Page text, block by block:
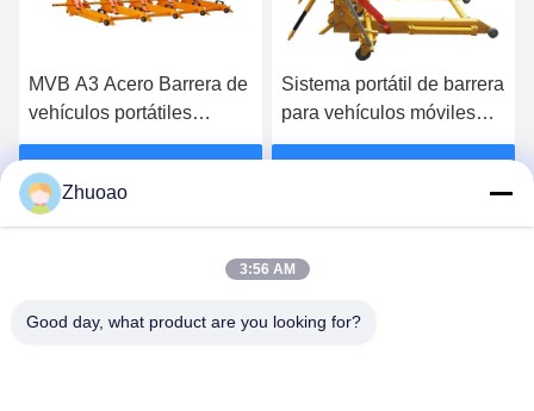
Sistema portátil de barrera
para vehículos móviles
con clase de protección
amarilla IP68
Obtenga el mejor precio
Barrera modular temporal
de vehículos de longitud
flexible para la industria
Zhuoao
3:56 AM
Good day, what product are you looking for?